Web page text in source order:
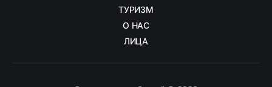
ТУРИЗМ
О НАС
ЛИЦА